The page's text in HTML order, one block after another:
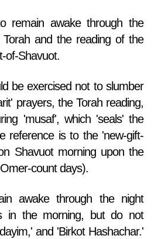
remain awake through the
and the reading of the
of-Shavuot.
be exercised not to slumber
prayers, the Torah reading,
'musaf', which 'seals' the
reference is to the 'new-gift-
Shavuot morning upon the
count days).
awake through the night
in the morning, but do not
and 'Birkot Hashachar.'